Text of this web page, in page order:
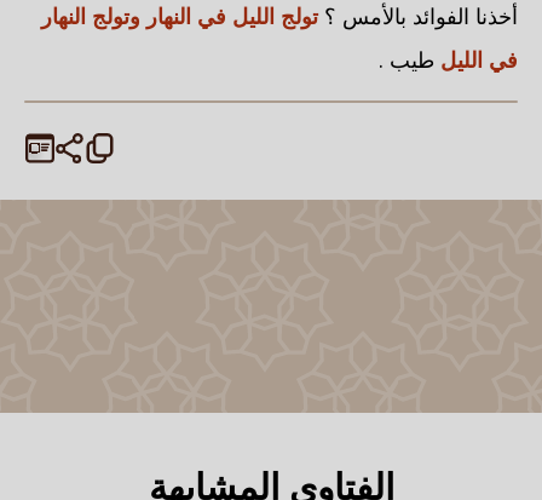
أخذنا الفوائد بالأمس ؟تولج الليل في النهار وتولج النهار
في الليل طيب .
الفتاوى المشابهة